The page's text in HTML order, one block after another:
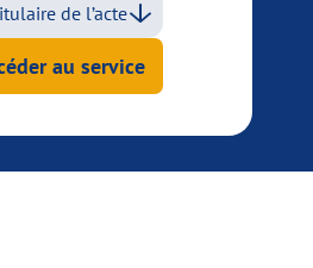
au service